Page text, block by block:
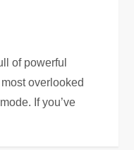
of powerful
overlooked
If you’ve